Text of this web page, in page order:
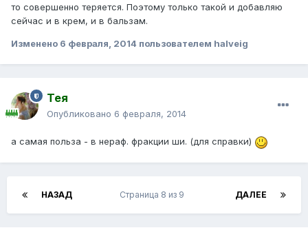
то совершенно теряется. Поэтому только такой и добавляю
сейчас и в крем, и в бальзам.
Изменено 6 февраля, 2014 пользователем halveig
Тея
Опубликовано 6 февраля, 2014
а самая польза - в нераф. фракции ши. (для справки)
НАЗАД ДАЛЕЕ
Страница 8 из 9